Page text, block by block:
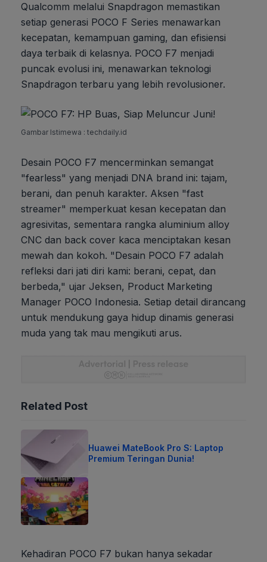
Qualcomm melalui Snapdragon memastikan
setiap generasi POCO F Series menawarkan
kecepatan, kemampuan gaming, dan efisiensi
daya terbaik di kelasnya. POCO F7 menjadi
puncak evolusi ini, menawarkan teknologi
Snapdragon terbaru yang lebih revolusioner.
Gambar Istimewa : techdaily.id
Desain POCO F7 mencerminkan semangat
"fearless" yang menjadi DNA brand ini: tajam,
berani, dan penuh karakter. Aksen "fast
streamer" memperkuat kesan kecepatan dan
agresivitas, sementara rangka aluminium alloy
CNC dan back cover kaca menciptakan kesan
mewah dan kokoh. "Desain POCO F7 adalah
refleksi dari jati diri kami: berani, cepat, dan
berbeda," ujar Jeksen, Product Marketing
Manager POCO Indonesia. Setiap detail dirancang
untuk mendukung gaya hidup dinamis generasi
muda yang tak mau mengikuti arus.
Related Post
Huawei MateBook Pro S: Laptop
Premium Teringan Dunia!
Kehadiran POCO F7 bukan hanya sekadar